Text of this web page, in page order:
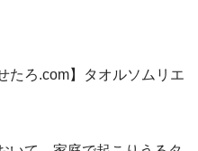
たろ.com】タオルソムリエ